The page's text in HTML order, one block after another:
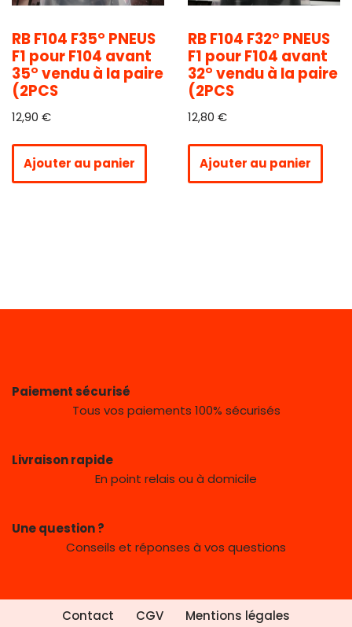
RB F104 F35° PNEUS
F1 pour F104 avant
35° vendu à la paire
(2PCS
12,90 €
Ajouter au panier
RB F104 F32° PNEUS
F1 pour F104 avant
32° vendu à la paire
(2PCS
12,80 €
Ajouter au panier
Paiement sécurisé
Tous vos paiements 100% sécurisés
Livraison rapide
En point relais ou à domicile
Une question ?
Conseils et réponses à vos questions
Contact CGV Mentions légales